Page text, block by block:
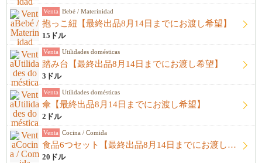
Venta Bebé / Materinidad
抱っこ紐【最終出品8月14日までにお渡し希望】
15ドル
Venta Utilidades domésticas
踏み台【最終出品8月14日までにお渡し希望】
3ドル
Venta Utilidades domésticas
傘【最終出品8月14日までにお渡し希望】
2ドル
Venta Cocina / Comida
食品6つセット【最終出品8月14日までにお渡し希望】
20ドル